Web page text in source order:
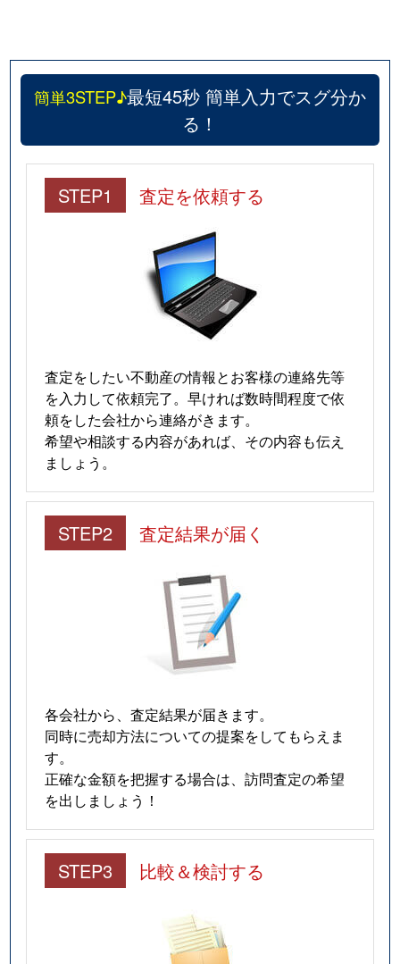
簡単3STEP♪最短45秒 簡単入力でスグ分か
る！
STEP1 査定を依頼する
査定をしたい不動産の情報とお客様の連絡先等
を入力して依頼完了。早ければ数時間程度で依
頼をした会社から連絡がきます。
希望や相談する内容があれば、その内容も伝え
ましょう。
STEP2 査定結果が届く
各会社から、査定結果が届きます。
同時に売却方法についての提案をしてもらえま
す。
正確な金額を把握する場合は、訪問査定の希望
を出しましょう！
STEP3 比較＆検討する